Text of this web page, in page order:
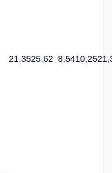
21,3525,62 8,5410,25